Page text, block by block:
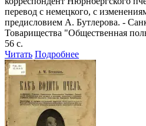
перевод с немецкого, с
предисловием А. Бутлерова. -
Товарищества "Общественная
56 с.
Читать Подробнее